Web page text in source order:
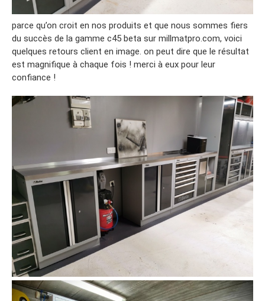
parce qu’on croit en nos produits et que nous sommes fiers
du succès de la gamme c45 beta sur millmatpro.com, voici
quelques retours client en image. on peut dire que le résultat
est magnifique à chaque fois ! merci à eux pour leur
confiance !